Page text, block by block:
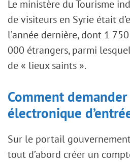
Le ministère du Tourisme
de visiteurs en Syrie était
l’année dernière, dont 1
000 étrangers, parmi
de « lieux saints ».
Comment
électronique
Sur le portail
tout d’abord créer un